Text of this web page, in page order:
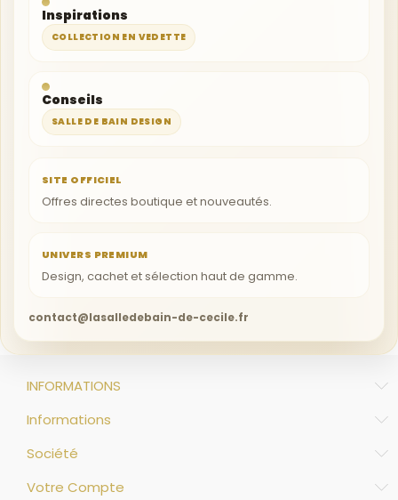
Inspirations
COLLECTION EN VEDETTE
Conseils
SALLE DE BAIN DESIGN
SITE OFFICIEL
Offres directes boutique et nouveautés.
UNIVERS PREMIUM
Design, cachet et sélection haut de gamme.
contact@lasalledebain-de-cecile.fr
INFORMATIONS
Informations
Société
Votre Compte